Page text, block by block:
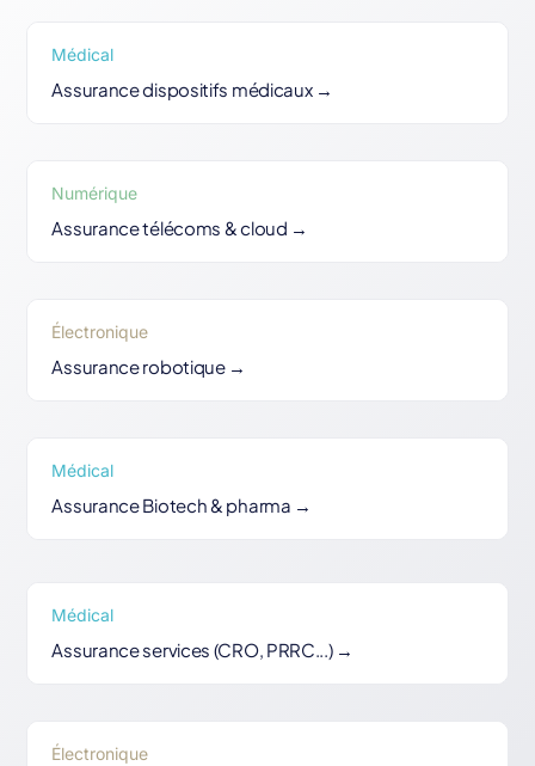
Médical
Assurance dispositifs médicaux →
Numérique
Assurance télécoms & cloud →
Électronique
Assurance robotique →
Médical
Assurance Biotech & pharma →
Médical
Assurance services (CRO, PRRC...) →
Électronique